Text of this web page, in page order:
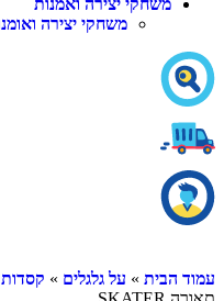
יצירה ואמנות
משחקי יצירה ואומנות
»על גלגלים»קסדות / מגינים